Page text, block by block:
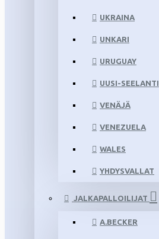
UKRAINA
UNKARI
URUGUAY
UUSI-SEELANTI
VENÄJÄ
VENEZUELA
WALES
YHDYSVALLAT
JALKAPALLOILIJAT
A.BECKER